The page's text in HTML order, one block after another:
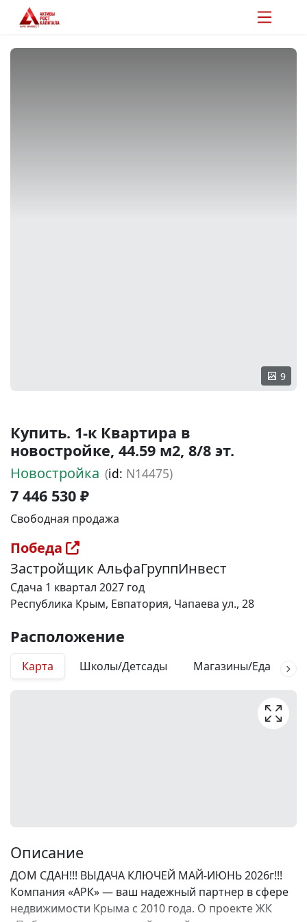
9
Купить. 1-к Квартира в
новостройке, 44.59 м2, 8/8 эт.
Новостройка (id: N14475)
7 446 530 ₽
Свободная продажа
Победа
Застройщик АльфаГруппИнвест
Сдача 1 квартал 2027 год
Республика Крым, Евпатория, Чапаева ул., 28
Расположение
Карта Школы/Детсады Магазины/Еда
Описание
ДОМ СДАН!!! ВЫДАЧА КЛЮЧЕЙ МАЙ-ИЮНЬ 2026г!!!
Компания «АРК» — ваш надежный партнер в сфере
недвижимости Крыма с 2010 года. О проекте ЖК